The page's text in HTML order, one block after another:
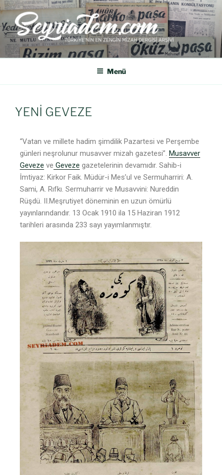
SEYRIADEM
Türkiye'nin En Zengin Mizah Dergisi Arşividir.
Menü
YENİ GEVEZE
“Vatan ve millete hadim şimdilik Pazartesi ve Perşembe
günleri neşrolunur musavver mizah gazetesi”. Musavver
Geveze ve Geveze gazetelerinin devamıdır. Sahib-i
İmtiyaz: Kirkor Faik. Müdür-i Mes’ul ve Sermuharriri: A.
Sami, A. Rıfkı. Sermuharrir ve Musavvini: Nureddin
Rüşdü. II.Meşrutiyet döneminin en uzun ömürlü
yayınlarındandır. 13 Ocak 1910 ila 15 Haziran 1912
tarihleri arasında 233 sayı yayımlanmıştır.